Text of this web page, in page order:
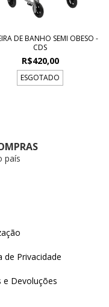
DE BANHO SEMI OBESO -
CDS
R$420,00
ESGOTADO
país
de Privacidade
e Devoluções